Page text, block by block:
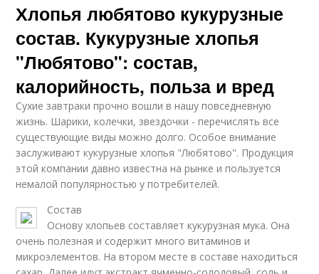
Хлопья любятово кукурузные
состав. Кукурузные хлопья
"Любятово": состав,
калорийность, польза и вред
Сухие завтраки прочно вошли в нашу повседневную
жизнь. Шарики, колечки, звездочки - перечислять все
существующие виды можно долго. Особое внимание
заслуживают кукурузные хлопья "Любятово". Продукция
этой компании давно известна на рынке и пользуется
немалой популярностью у потребителей.
Состав
Основу хлопьев составляет кукурузная мука. Она
очень полезная и содержит много витаминов и
микроэлементов. На втором месте в составе находиться